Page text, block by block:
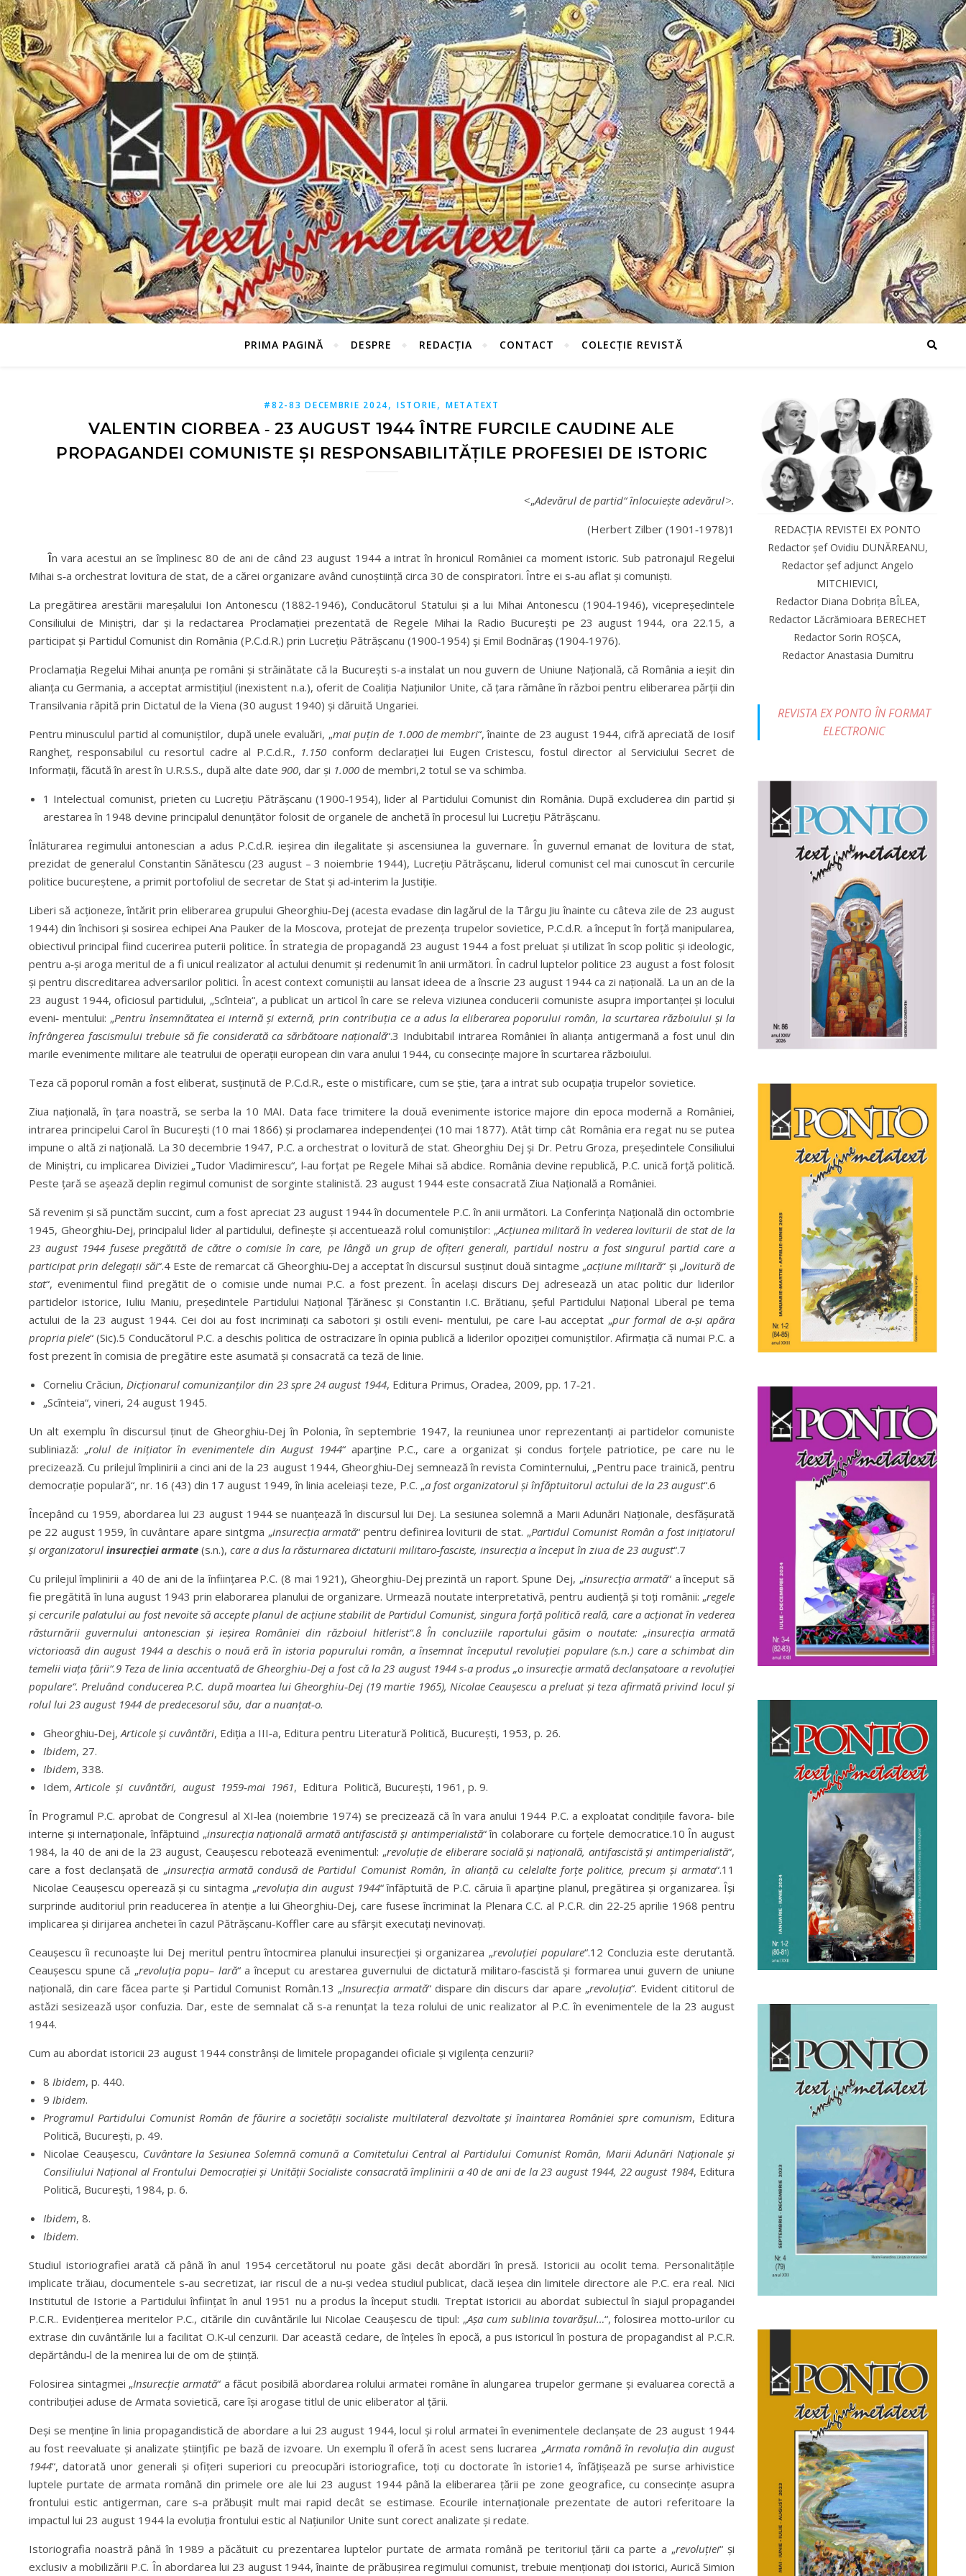
PRIMA PAGINĂ DESPRE REDACȚIA CONTACT COLECȚIE REVISTĂ
#82-83 DECEMBRIE 2024,ISTORIE, METATEXT
VALENTIN CIORBEA ‑ 23 AUGUST 1944 ÎNTRE FURCILE CAUDINE ALE
PROPAGANDEI COMUNISTE ȘI RESPONSABILITĂȚILE PROFESIEI DE ISTORIC
˂„Adevărul de partid“înlocuiește adevărul˃.
(Herbert Zilber (1901‑1978)1
În vara acestui an se împlinesc 80 de ani de când 23 august 1944 a intrat în hronicul României ca moment istoric. Sub patronajul Regelui
Mihai s‑a orchestrat lovitura de stat, de a cărei organizare având cunoștiință circa 30 de conspiratori. Între ei s‑au aflat și comuniști.
La pregătirea arestării mareșalului Ion Antonescu (1882‑1946), Conducătorul Statului și a lui Mihai Antonescu (1904‑1946), vicepreședintele
Consiliului de Miniștri, dar și la redactarea Proclamației prezentată de Regele Mihai la Radio București pe 23 august 1944, ora 22.15, a
participat și Partidul Comunist din România (P.C.d.R.) prin Lucrețiu Pătrășcanu (1900‑1954) și Emil Bodnăraș (1904‑1976).
Proclamația Regelui Mihai anunța pe români și străinătate că la București s‑a instalat un nou guvern de Uniune Națională, că România a ieșit din
alianța cu Germania, a acceptat armistițiul (inexistent n.a.), oferit de Coaliția Națiunilor Unite, că țara rămâne în război pentru eliberarea părții din
Transilvania răpită prin Dictatul de la Viena (30 august 1940) și dăruită Ungariei.
Pentru minusculul partid al comuniștilor, după unele evaluări, „mai puțin de 1.000 de membri“, înainte de 23 august 1944, cifră apreciată de Iosif
Rangheț, responsabilul cu resortul cadre al P.C.d.R., 1.150 conform declarației lui Eugen Cristescu, fostul director al Serviciului Secret de
Informații, făcută în arest în U.R.S.S., după alte date 900, dar și 1.000 de membri,2 totul se va schimba.
1 Intelectual comunist, prieten cu Lucrețiu Pătrășcanu (1900‑1954), lider al Partidului Comunist din România. După excluderea din partid și
arestarea în 1948 devine principalul denunțător folosit de organele de anchetă în procesul lui Lucrețiu Pătrășcanu.
Înlăturarea regimului antonescian a adus P.C.d.R. ieșirea din ilegalitate și ascensiunea la guvernare. În guvernul emanat de lovitura de stat,
prezidat de generalul Constantin Sănătescu (23 august – 3 noiembrie 1944), Lucrețiu Pătrășcanu, liderul comunist cel mai cunoscut în cercurile
politice bucureștene, a primit portofoliul de secretar de Stat și ad‑interim la Justiție.
Liberi să acționeze, întărit prin eliberarea grupului Gheorghiu‑Dej (acesta evadase din lagărul de la Târgu Jiu înainte cu câteva zile de 23 august
1944) din închisori și sosirea echipei Ana Pauker de la Moscova, protejat de prezența trupelor sovietice, P.C.d.R. a început în forță manipularea,
obiectivul principal fiind cucerirea puterii politice. În strategia de propagandă 23 august 1944 a fost preluat și utilizat în scop politic și ideologic,
pentru a‑și aroga meritul de a fi unicul realizator al actului denumit și redenumit în anii următori. În cadrul luptelor politice 23 august a fost folosit
și pentru discreditarea adversarilor politici. În acest context comuniștii au lansat ideea de a înscrie 23 august 1944 ca zi națională. La un an de la
23 august 1944, oficiosul partidului, „Scînteia“, a publicat un articol în care se releva viziunea conducerii comuniste asupra importanței și locului
eveni‑ mentului: „Pentru însemnătatea ei internă și externă, prin contribuția ce a adus la eliberarea poporului român, la scurtarea războiului și la
înfrângerea fascismului trebuie să fie considerată ca sărbătoare națională“.3 Indubitabil intrarea României în alianța antigermană a fost unul din
marile evenimente militare ale teatrului de operații european din vara anului 1944, cu consecințe majore în scurtarea războiului.
Teza că poporul român a fost eliberat, susținută de P.C.d.R., este o mistificare, cum se știe, țara a intrat sub ocupația trupelor sovietice.
Ziua națională, în țara noastră, se serba la 10 MAI. Data face trimitere la două evenimente istorice majore din epoca modernă a României,
intrarea principelui Carol în București (10 mai 1866) și proclamarea independenței (10 mai 1877). Atât timp cât România era regat nu se putea
impune o altă zi națională. La 30 decembrie 1947, P.C. a orchestrat o lovitură de stat. Gheorghiu Dej și Dr. Petru Groza, președintele Consiliului
de Miniștri, cu implicarea Diviziei „Tudor Vladimirescu“, l‑au forțat pe Regele Mihai să abdice. România devine republică, P.C. unică forță politică.
Peste țară se așează deplin regimul comunist de sorginte stalinistă. 23 august 1944 este consacrată Ziua Națională a României.
Să revenim și să punctăm succint, cum a fost apreciat 23 august 1944 în documentele P.C. în anii următori. La Conferința Națională din octombrie
1945, Gheorghiu‑Dej, principalul lider al partidului, definește și accentuează rolul comuniștilor: „Acțiunea militară în vederea loviturii de stat de la
23 august 1944 fusese pregătită de către o comisie în care, pe lângă un grup de ofițeri generali, partidul nostru a fost singurul partid care a
participat prin delegații săi“.4 Este de remarcat că Gheorghiu‑Dej a acceptat în discursul susținut două sintagme „acțiune militară“ și „lovitură de
stat“, evenimentul fiind pregătit de o comisie unde numai P.C. a fost prezent. În același discurs Dej adresează un atac politic dur liderilor
partidelor istorice, Iuliu Maniu, președintele Partidului Național Țărănesc și Constantin I.C. Brătianu, șeful Partidului Național Liberal pe tema
actului de la 23 august 1944. Cei doi au fost incriminați ca sabotori și ostili eveni‑ mentului, pe care l‑au acceptat „pur formal de a‑și apăra
propria piele“ (Sic).5 Conducătorul P.C. a deschis politica de ostracizare în opinia publică a liderilor opoziției comuniștilor. Afirmația că numai P.C. a
fost prezent în comisia de pregătire este asumată și consacrată ca teză de linie.
Corneliu Crăciun, Dicționarul comunizanților din 23 spre 24 august 1944, Editura Primus, Oradea, 2009, pp. 17‑21.
„Scînteia“, vineri, 24 august 1945.
Un alt exemplu în discursul ținut de Gheorghiu‑Dej în Polonia, în septembrie 1947, la reuniunea unor reprezentanți ai partidelor comuniste
subliniază: „rolul de inițiator în evenimentele din August 1944“ aparține P.C., care a organizat și condus forțele patriotice, pe care nu le
precizează. Cu prilejul împlinirii a cinci ani de la 23 august 1944, Gheorghiu‑Dej semnează în revista Cominternului, „Pentru pace trainică, pentru
democrație populară“, nr. 16 (43) din 17 august 1949, în linia aceleiași teze, P.C. „a fost organizatorul și înfăptuitorul actului de la 23 august“.6
Începând cu 1959, abordarea lui 23 august 1944 se nuanțează în discursul lui Dej. La sesiunea solemnă a Marii Adunări Naționale, desfășurată
pe 22 august 1959, în cuvântare apare sintgma „insurecțiaarmată“ pentru definirea loviturii de stat. „Partidul Comunist Român a fost inițiatorul
și organizatorul insurecției armate (s.n.), care a dus la răsturnarea dictaturii militaro‑fasciste, insurecția a început în ziua de 23 august“.7
Cu prilejul împlinirii a 40 de ani de la înființarea P.C. (8 mai 1921), Gheorghiu‑Dej prezintă un raport. Spune Dej, „insurecția armată“ a început să
fie pregătită în luna august 1943 prin elaborarea planului de organizare. Urmează noutate interpretativă, pentru audiență și toți românii: „regele
și cercurile palatului au fost nevoite să accepte planul de acțiune stabilit de Partidul Comunist, singura forță politică reală, care a acționat în vederea
răsturnării guvernului antonescian și ieșirea României din războiul hitlerist“.8 În concluziile raportului găsim o noutate: „insurecția armată
victorioasă din august 1944 a deschis o nouă eră în istoria popurului român, a însemnat începutul revoluției populare (s.n.) care a schimbat din
temelii viața țării“.9 Teza de linia accentuată de Gheorghiu‑Dej a fost că la 23 august 1944 s‑a produs „o insurecție armată declanșatoare a revoluției
populare“. Preluând conducerea P.C. după moartea lui Gheorghiu‑Dej (19 martie 1965), Nicolae Ceaușescu a preluat și teza afirmată privind locul și
rolul lui 23 august 1944 de predecesorul său, dar a nuanțat‑o.
Gheorghiu‑Dej,Articole și cuvântări, Ediția a III‑a, Editura pentru Literatură Politică, București, 1953, p. 26.
Ibidem, 27.
Ibidem, 338.
Idem,Articole și cuvântări, august 1959‑mai 1961, Editura Politică, București, 1961, p. 9.
În Programul P.C. aprobat de Congresul al XI‑lea (noiembrie 1974) se precizează că în vara anului 1944 P.C. a exploatat condițiile favora‑ bile
interne și internaționale, înfăptuind „insurecția națională armată antifascistă și antimperialistă“ în colaborare cu forțele democratice.10 În august
1984, la 40 de ani de la 23 august, Ceaușescu rebotează evenimentul: „revoluție de eliberare socială și națională, antifascistă și antimperialistă“,
care a fost declanșată de „insurecția armată condusă de Partidul Comunist Român, în alianță cu celelalte forțe politice, precum și armata“.11
Nicolae Ceaușescu operează și cu sintagma „revoluția din august 1944“ înfăptuită de P.C. căruia îi aparține planul, pregătirea și organizarea. Își
surprinde auditoriul prin readucerea în atenție a lui Gheorghiu‑Dej, care fusese încriminat la Plenara C.C. al P.C.R. din 22‑25 aprilie 1968 pentru
implicarea și dirijarea anchetei în cazul Pătrășcanu‑Koffler care au sfârșit executați nevinovați.
Ceaușescu îi recunoaște lui Dej meritul pentru întocmirea planului insurecției și organizarea „revoluției populare“.12 Concluzia este derutantă.
Ceaușescu spune că „revoluția popu– lară“ a început cu arestarea guvernului de dictatură militaro‑fascistă și formarea unui guvern de uniune
națională, din care făcea parte și Partidul Comunist Român.13 „Insurecția armată“ dispare din discurs dar apare „revoluția“. Evident cititorul de
astăzi sesizează ușor confuzia. Dar, este de semnalat că s‑a renunțat la teza rolului de unic realizator al P.C. în evenimentele de la 23 august
1944.
Cum au abordat istoricii 23 august 1944 constrânși de limitele propagandei oficiale și vigilența cenzurii?
8 Ibidem, p. 440.
9 Ibidem.
Programul Partidului Comunist Român de făurire a societății socialiste multilateral dezvoltate și înaintarea României spre comunism, Editura
Politică, București, p. 49.
Nicolae Ceaușescu, Cuvântare la Sesiunea Solemnă comună a Comitetului Central al Partidului Comunist Român, Marii Adunări Naționale și
Consiliului Național al Frontului Democrației și Unității Socialiste consacrată împlinirii a 40 de ani de la 23 august 1944, 22 august 1984, Editura
Politică, București, 1984, p. 6.
Ibidem, 8.
Ibidem.
Studiul istoriografiei arată că până în anul 1954 cercetătorul nu poate găsi decât abordări în presă. Istoricii au ocolit tema. Personalitățile
implicate trăiau, documentele s‑au secretizat, iar riscul de a nu‑și vedea studiul publicat, dacă ieșea din limitele directore ale P.C. era real. Nici
Institutul de Istorie a Partidului înființat în anul 1951 nu a produs la început studii. Treptat istoricii au abordat subiectul în siajul propagandei
P.C.R.. Evidențierea meritelor P.C., citările din cuvântările lui Nicolae Ceaușescu de tipul: „Așa cum sublinia tovarășul…“, folosirea motto‑urilor cu
extrase din cuvântările lui a facilitat O.K‑ul cenzurii. Dar această cedare, de înțeles în epocă, a pus istoricul în postura de propagandist al P.C.R.
depărtându‑l de la menirea lui de om de știință.
Folosirea sintagmei „Insurecție armată“ a făcut posibilă abordarea rolului armatei române în alungarea trupelor germane și evaluarea corectă a
contribuției aduse de Armata sovietică, care își arogase titlul de unic eliberator al țării.
Deși se menține în linia propagandistică de abordare a lui 23 august 1944, locul și rolul armatei în evenimentele declanșate de 23 august 1944
au fost reevaluate și analizate științific pe bază de izvoare. Un exemplu îl oferă în acest sens lucrarea „Armata română în revoluția din august
1944“, datorată unor generali și ofițeri superiori cu preocupări istoriografice, toți cu doctorate în istorie14, înfățișează pe surse arhivistice
luptele purtate de armata română din primele ore ale lui 23 august 1944 până la eliberarea țării pe zone geografice, cu consecințe asupra
frontului estic antigerman, care s‑a prăbușit mult mai rapid decât se estimase. Ecourile internaționale prezentate de autori referitoare la
impactul lui 23 august 1944 la evoluția frontului estic al Națiunilor Unite sunt corect analizate și redate.
Istoriografia noastră până în 1989 a păcătuit cu prezentarea luptelor purtate de armata română pe teritoriul țării ca parte a „revoluției“ și
exclusiv a mobilizării P.C. În abordarea lui 23 august 1944, înainte de prăbușirea regimului comunist, trebuie menționați doi istorici, Aurică Simion
REDACȚIA REVISTEI EX PONTO
Redactor șef Ovidiu DUNĂREANU,
Redactor șef adjunct Angelo
MITCHIEVICI,
Redactor Diana Dobrița BÎLEA,
Redactor Lăcrămioara BERECHET
Redactor Sorin ROȘCA,
Redactor Anastasia Dumitru
REVISTA EX PONTO ÎN FORMAT
ELECTRONIC